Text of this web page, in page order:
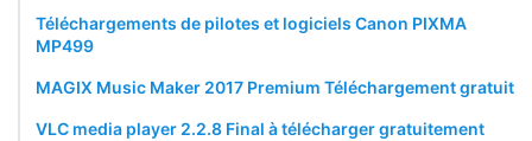
Téléchargements de pilotes et logiciels Canon PIXMA
MP499
MAGIX Music Maker 2017 Premium Téléchargement gratuit
VLC media player 2.2.8 Final à télécharger gratuitement